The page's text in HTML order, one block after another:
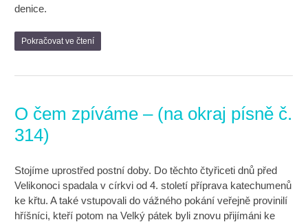
denice.
Pokračovat ve čtení
O čem zpíváme – (na okraj písně č.
314)
Stojíme uprostřed postní doby. Do těchto čtyřiceti dnů před
Velikonoci spadala v církvi od 4. století příprava katechumenů
ke křtu. A také vstupovali do vážného pokání veřejně provinilí
hříšníci, kteří potom na Velký pátek byli znovu přijímáni ke